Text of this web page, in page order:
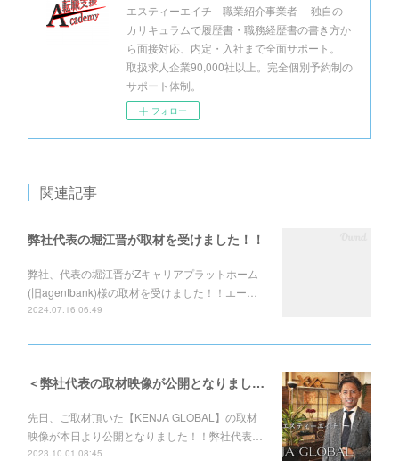
エスティーエイチ 職業紹介事業者 独自の
カリキュラムで履歴書・職務経歴書の書き方か
ら面接対応、内定・入社まで全面サポート。
取扱求人企業90,000社以上。完全個別予約制の
サポート体制。
フォロー
関連記事
弊社代表の堀江晋が取材を受けました！！
弊社、代表の堀江晋がZキャリアプラットホーム
(旧agentbank)様の取材を受けました！！エー…
2024.07.16 06:49
＜弊社代表の取材映像が公開となりました！！＞
先日、ご取材頂いた【KENJA GLOBAL】の取材
映像が本日より公開となりました！！弊社代表…
2023.10.01 08:45